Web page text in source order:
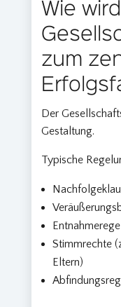
Wie
zum
Der
Gestaltung.
Typische
Stimmrechte
Eltern)